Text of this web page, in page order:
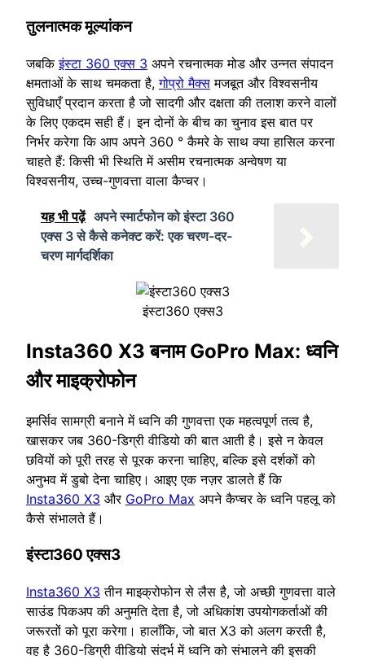
तुलनात्‍मक मूल्‍यांकन
जबकिइंस्टा 360 एक्स 3 अपने रचनात्मक मोड और उन्नत संपादन
क्षमताओं के साथ चमकता है,गोप्रो मैक्स मजबूत और विश्वसनीय
सुविधाएँ प्रदान करता है जो सादगी और दक्षता की तलाश करने वालों
के लिए एकदम सही हैं। इन दोनों के बीच का चुनाव इस बात पर
निर्भर करेगा कि आप अपने 360 ° कैमरे के साथ क्या हासिल करना
चाहते हैं: किसी भी स्थिति में असीम रचनात्मक अन्वेषण या
विश्वसनीय, उच्च-गुणवत्ता वाला कैप्चर।
यह भी पढ़ें अपने स्मार्टफोन को इंस्टा 360
एक्स 3 से कैसे कनेक्ट करें: एक चरण-दर-
चरण मार्गदर्शिका
इंस्टा360 एक्स3
Insta360 X3 बनाम GoPro Max: ध्वनि
और माइक्रोफोन
इमर्सिव सामग्री बनाने में ध्वनि की गुणवत्ता एक महत्वपूर्ण तत्व है,
खासकर जब 360-डिग्री वीडियो की बात आती है। इसे न केवल
छवियों को पूरी तरह से पूरक करना चाहिए, बल्कि इसे दर्शकों को
अनुभव में डुबो देना चाहिए। आइए एक नज़र डालते हैं कि
Insta360 X3 और GoPro Max अपने कैप्चर के ध्वनि पहलू को
कैसे संभालते हैं।
इंस्टा360 एक्स3
Insta360 X3 तीन माइक्रोफोन से लैस है, जो अच्छी गुणवत्ता वाले
साउंड पिकअप की अनुमति देता है, जो अधिकांश उपयोगकर्ताओं की
जरूरतों को पूरा करेगा। हालाँकि, जो बात X3 को अलग करती है,
वह है 360-डिग्री वीडियो संदर्भ में ध्वनि को संभालने की इसकी